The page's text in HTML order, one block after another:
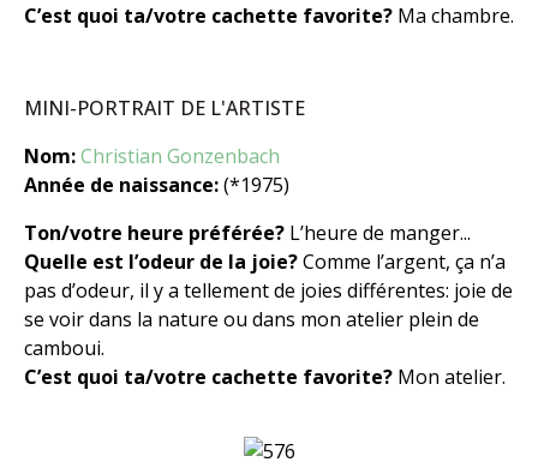
C’est quoi ta/votre cachette favorite? Ma chambre.
MINI-PORTRAIT DE L'ARTISTE
Nom:Christian Gonzenbach
Année de naissance:(*1975)
Ton/votre heure préférée? L’heure de manger...
Quelle est l’odeur de la joie?Comme l’argent, ça n’a
pas d’odeur, il y a tellement de joies différentes: joie de
se voir dans la nature ou dans mon atelier plein de
camboui.
C’est quoi ta/votre cachette favorite? Mon atelier.